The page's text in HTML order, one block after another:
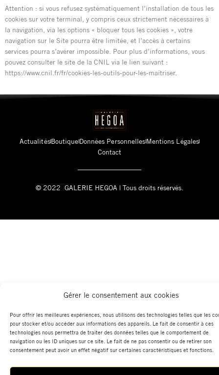
Gérer le consentement aux cookies
Pour offrir les meilleures expériences, nous utilisons des technologies telles que les
pour stocker et/ou accéder aux informations des appareils. Le fait de consentir à ces
technologies nous permettra de traiter des données telles que le comportement de
navigation ou les ID uniques sur ce site. Le fait de ne pas consentir ou de retirer son
consentement peut avoir un effet négatif sur certaines caractéristiques et fonctions.
Attention : si vous refusez systématiquement l’installation de tous les
cookies sur votre terminal, y compris ceux strictement nécessaires à
la navigation, via les options « bloquer tous les cookies », votre
navigation sur le Site pourra être limitée, et l’accès à certains
services pourra s’avérer impossible. Pour plus d’informations, vous
pouvez consulter le site de la CNIL via le lien suivant :
https://www.cnil.fr/fr/cookies-les-outils-pour-les-maitriser.
ActualitésBoutiqueDonnées PersonnellesMentions Légales
Contact
© 2022 GALERIE HEGOA | Tous droits réservés.